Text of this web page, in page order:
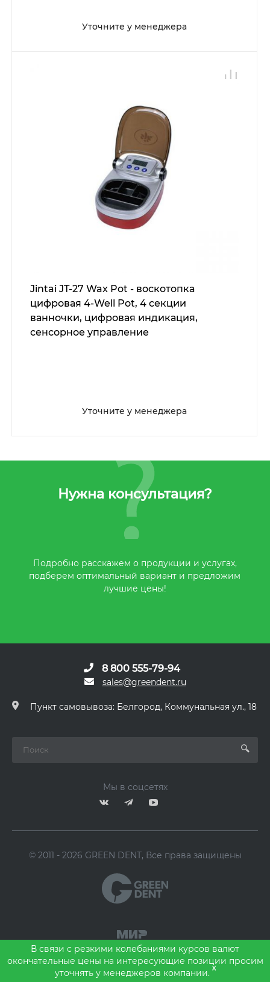
Уточните у менеджера
Jintai JT-27 Wax Pot - воскотопка
цифровая 4-Well Pot, 4 секции
ванночки, цифровая индикация,
сенсорное управление
Уточните у менеджера
Нужна консультация?
Подробно расскажем о продукции и услугах,
подберем оптимальный вариант и предложим
лучшие цены!
8 800 555-79-94
sales@greendent.ru
Пункт самовывоза: Белгород, Коммунальная ул., 18
Мы в соцсетях
© 2011 - 2026 GREEN DENT, Все права защищены
В связи с резкими колебаниями курсов валют
окончательные цены на интересующие позиции просим
уточнять у менеджеров компании.
x